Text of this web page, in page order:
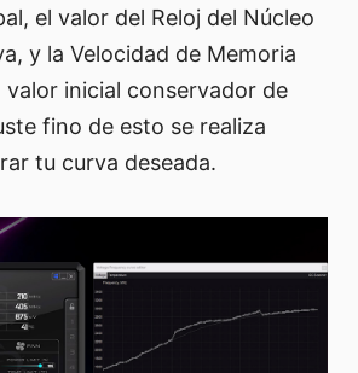
el valor del Reloj del Núcleo
y la Velocidad de Memoria
valor inicial conservador de
fino de esto se realiza
tu curva deseada.